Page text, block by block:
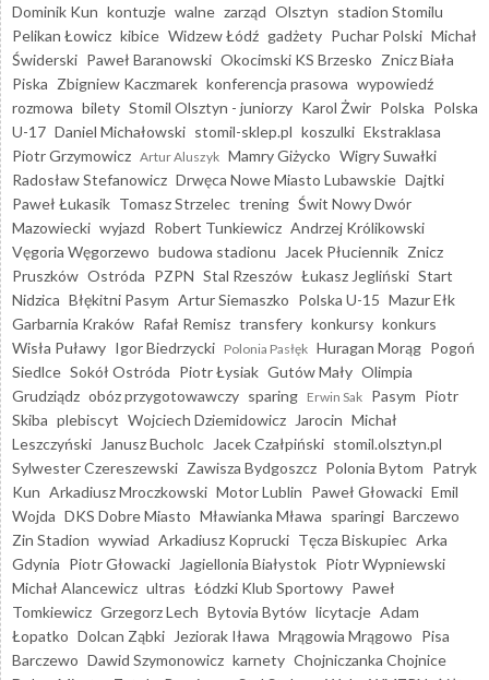
Dominik Kun kontuzje walne zarząd Olsztyn stadion Stomilu
Pelikan Łowicz kibice Widzew Łódź gadżety Puchar Polski Michał
Świderski Paweł Baranowski Okocimski KS Brzesko Znicz Biała
Piska Zbigniew Kaczmarek konferencja prasowa wypowiedź
rozmowa bilety Stomil Olsztyn - juniorzy Karol Żwir Polska Polska
U-17 Daniel Michałowski stomil-sklep.pl koszulki Ekstraklasa
Piotr Grzymowicz Artur Aluszyk Mamry Giżycko Wigry Suwałki
Radosław Stefanowicz Drwęca Nowe Miasto Lubawskie Dajtki
Paweł Łukasik Tomasz Strzelec trening Świt Nowy Dwór
Mazowiecki wyjazd Robert Tunkiewicz Andrzej Królikowski
Vęgoria Węgorzewo budowa stadionu Jacek Płuciennik Znicz
Pruszków Ostróda PZPN Stal Rzeszów Łukasz Jegliński Start
Nidzica Błękitni Pasym Artur Siemaszko Polska U-15 Mazur Ełk
Garbarnia Kraków Rafał Remisz transfery konkursy konkurs
Wisła Puławy Igor Biedrzycki Polonia Pasłęk Huragan Morąg Pogoń
Siedlce Sokół Ostróda Piotr Łysiak Gutów Mały Olimpia
Grudziądz obóz przygotowawczy sparing Erwin Sak Pasym Piotr
Skiba plebiscyt Wojciech Dziemidowicz Jarocin Michał
Leszczyński
Janusz Bucholc Jacek Czałpiński stomil.olsztyn.pl
Sylwester Czereszewski Zawisza Bydgoszcz Polonia Bytom Patryk
Kun Arkadiusz Mroczkowski Motor Lublin Paweł Głowacki Emil
Wojda DKS Dobre Miasto Mławianka Mława sparingi Barczewo
Zin Stadion wywiad Arkadiusz Koprucki Tęcza Biskupiec Arka
Gdynia Piotr Głowacki Jagiellonia Białystok Piotr Wypniewski
Michał Alancewicz ultras Łódzki Klub Sportowy Paweł
Tomkiewicz Grzegorz Lech Bytovia Bytów licytacje Adam
Łopatko Dolcan Ząbki Jeziorak Iława Mrągowia Mrągowo Pisa
Barczewo Dawid Szymonowicz karnety Chojniczanka Chojnice